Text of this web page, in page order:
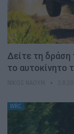
Δείτε τη δράση
το αυτοκίνητο
WRC